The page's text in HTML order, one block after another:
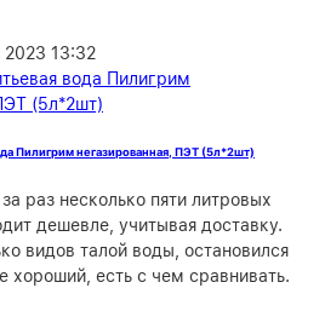
2023 13:32
Пилигрим негазированная, ПЭТ (5л*2шт)
раз несколько пяти литровых
дешевле, учитывая доставку.
видов талой воды, остановился
хороший, есть с чем сравнивать.